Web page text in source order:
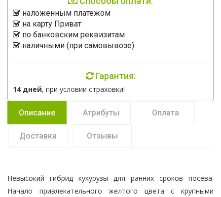
наложенным платежом
на карту Приват
по банковским реквизитам
наличными (при самовывозе)
Гарантия:
14 дней, при условии страховки!
Описание Атрибуты Оплата
Доставка Отзывы
Невысокий гибрид кукурузы для ранних сроков посева.
Начало привлекательного желтого цвета с крупными